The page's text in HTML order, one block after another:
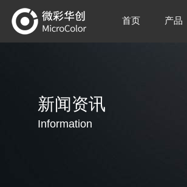
首页 产品
新闻资讯
Information